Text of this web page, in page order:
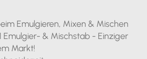
Emulgieren, Mixen & Mischen
Emulgier- & Mischstab - Einziger
Markt!